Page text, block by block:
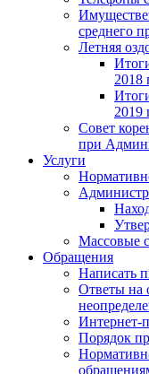
среднего
Летняя
2018
2019
Совет
при
Услуги
Массовые
Обращения
Написать
Ответы на
Интернет-
Порядок